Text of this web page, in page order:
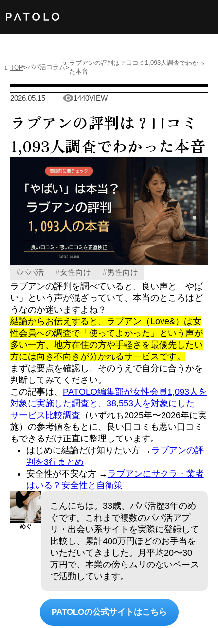
男性TOP
加盟店TOP
ABOUT US
TOP パパ活コラム
ラブアンの評判は？口コミ1,093人調査でわかっ
た本音
2026.05.15 1440VIEW
ラブアンの評判は？口コミ
1,093人調査でわかった本音
#パパ活 #女性向け #男性向け
ラブアンの評判を調べていると、良い声と「やば
い」という声が混ざっていて、本当のところはど
うなのか迷いますよね？
結論からお伝えすると、ラブアン（Love&）は女
性会員への調査で「使ってよかった」という声が
多い一方、地方在住の方や手軽さを最優先したい
方には向き不向きが分かれるサービスです。
まずは要点を確認し、そのうえで自分に合うかを
判断してみてください。
この記事は、 PATOLO編集部が女性会員1,093人を
対象に実施した調査と、38,553人を対象にした
サービス比較調査 （いずれも2025年〜2026年に実
施）の参考値をもとに、良い口コミも悪い口コミ
もできるだけ正直に整理しています。
はじめに結論だけ知りたい方 → ラブアンの評
判を3行まとめ
安全性が不安な方 → ラブアンにサクラ・業者
はいる？安全性と自衛策
めぐ
こんにちは。33歳、パパ活歴3年のめ
ぐです。これまで複数のパパ活アプ
リ・出会い系サイトを実際に登録して
比較し、累計400万円ほどのお手当を
いただいてきました。月平均20〜30
万円で、本業の傍らムリのないペース
で活動しています。
PATOLOの公式サイトはこちら